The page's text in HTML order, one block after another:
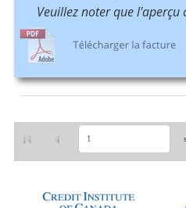
Veuillez noter que